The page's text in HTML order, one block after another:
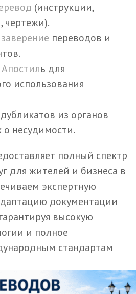
(инструкции,
чертежи).
переводов и
ь для
использования
из органов
о несудимости.
полный спектр
для жителей и бизнеса в
экспертную
документации
высокую
и полное
стандартам